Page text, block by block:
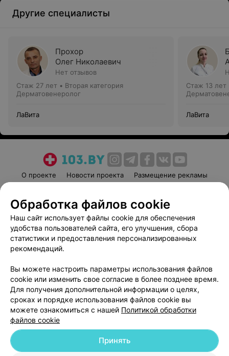
Другие специалисты
Прохор
Олег Николаевич
Нет отзывов
Стаж 27 лет • Вторая категория
Дерматовенеролог
ЛаВита
Стаж 13 лет
ЛаВита
О проекте Новости проекта
Размещение рекламы
Пользовательское соглашение
Способы оплаты
Вакансии
Партнеры
Написать руководителю 103.by
Обработка персональных данных
© 2026 ООО «Артокс Лаб», УНП 191700409
| 220012, Республика Беларусь,
Обработка файлов cookie
Наш сайт использует файлы cookie для обеспечения
удобства пользователей сайта, его улучшения, сбора
статистики и предоставления персонализированных
рекомендаций.
Вы можете настроить параметры использования файлов
cookie или изменить свое согласие в более позднее время.
Для получения дополнительной информации о целях,
сроках и порядке использования файлов cookie вы
можете ознакомиться с нашей Политикой обработки
файлов cookie
Принять